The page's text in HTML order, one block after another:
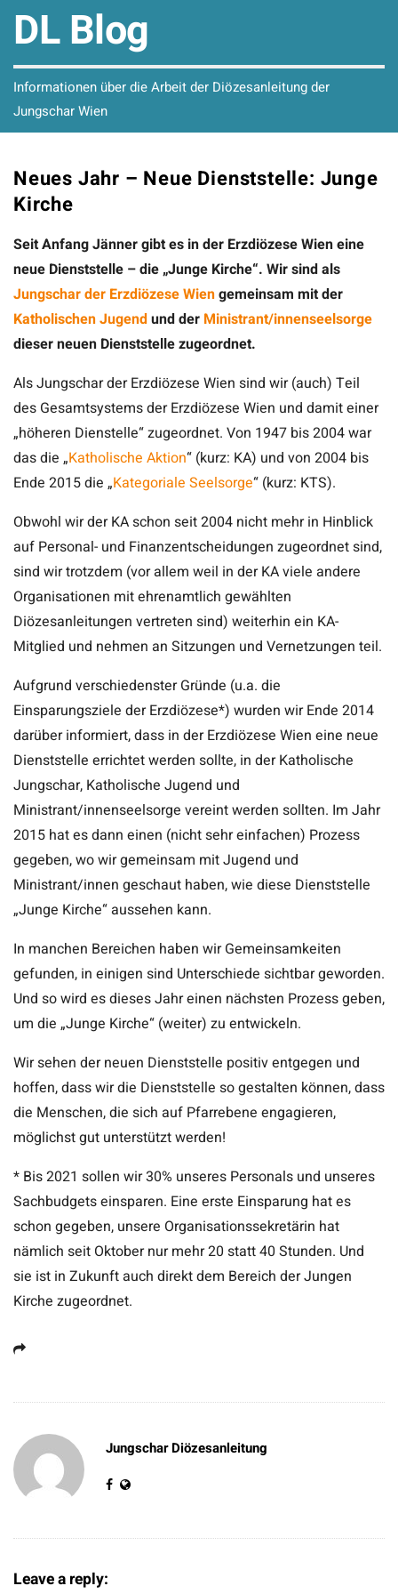
DL Blog
Informationen über die Arbeit der Diözesanleitung der
Jungschar Wien
Neues Jahr – Neue Dienststelle: Junge
Kirche
Seit Anfang Jänner gibt es in der Erzdiözese Wien eine
neue Dienststelle – die „Junge Kirche“. Wir sind als
Jungschar der Erzdiözese Wiengemeinsam mit der
Katholischen Jugendund der Ministrant/innenseelsorge
dieser neuen Dienststelle zugeordnet.
Als Jungschar der Erzdiözese Wien sind wir (auch) Teil
des Gesamtsystems der Erzdiözese Wien und damit einer
„höheren Dienstelle“ zugeordnet. Von 1947 bis 2004 war
das die „Katholische Aktion“ (kurz: KA) und von 2004 bis
Ende 2015 die „Kategoriale Seelsorge“ (kurz: KTS).
Obwohl wir der KA schon seit 2004 nicht mehr in Hinblick
auf Personal- und Finanzentscheidungen zugeordnet sind,
sind wir trotzdem (vor allem weil in der KA viele andere
Organisationen mit ehrenamtlich gewählten
Diözesanleitungen vertreten sind) weiterhin ein KA-
Mitglied und nehmen an Sitzungen und Vernetzungen teil.
Aufgrund verschiedenster Gründe (u.a. die
Einsparungsziele der Erzdiözese*) wurden wir Ende 2014
darüber informiert, dass in der Erzdiözese Wien eine neue
Dienststelle errichtet werden sollte, in der Katholische
Jungschar, Katholische Jugend und
Ministrant/innenseelsorge vereint werden sollten. Im Jahr
2015 hat es dann einen (nicht sehr einfachen) Prozess
gegeben, wo wir gemeinsam mit Jugend und
Ministrant/innen geschaut haben, wie diese Dienststelle
„Junge Kirche“ aussehen kann.
In manchen Bereichen haben wir Gemeinsamkeiten
gefunden, in einigen sind Unterschiede sichtbar geworden.
Und so wird es dieses Jahr einen nächsten Prozess geben,
um die „Junge Kirche“ (weiter) zu entwickeln.
Wir sehen der neuen Dienststelle positiv entgegen und
hoffen, dass wir die Dienststelle so gestalten können, dass
die Menschen, die sich auf Pfarrebene engagieren,
möglichst gut unterstützt werden!
* Bis 2021 sollen wir 30% unseres Personals und unseres
Sachbudgets einsparen. Eine erste Einsparung hat es
schon gegeben, unsere Organisationssekretärin hat
nämlich seit Oktober nur mehr 20 statt 40 Stunden. Und
sie ist in Zukunft auch direkt dem Bereich der Jungen
Kirche zugeordnet.
Jungschar Diözesanleitung
Leave a reply: